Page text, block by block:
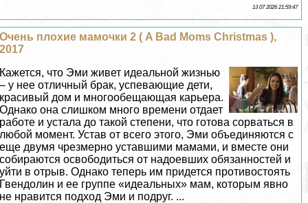
13 07 2026 21:59:47
Очень плохие мамочки 2 ( A Bad Moms Christmas ),
2017
Кажется, что Эми живет идеальной жизнью
– у нее отличный бpaк, успевающие дети,
красивый дом и многообещающая карьера.
Однако она слишком много времени отдает
работе и устала до такой степени, что готова сорваться в
любой момент. Устав от всего этого, Эми объединяются с
еще двумя чрезмерно уставшими мамами, и вместе они
собираются освободиться от надоевших обязанностей и
уйти в отрыв. Однако теперь им придется противостоять
Гвендолин и ее группе «идеальных» мам, которым явно
не нравится подход Эми и подруг. ...